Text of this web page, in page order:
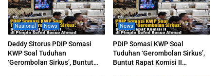
Nasional News
Deddy Sitorus PDIP Somasi
KWP Soal Tuduhan
‘Gerombolan Sirkus’, Buntut
News
PDIP Somasi KWP Soal
Tuduhan ‘Gerombolan Sirkus’,
Buntut Rapat Komisi II